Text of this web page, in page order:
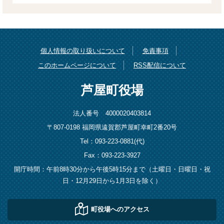
個人情報の取り扱いについて
免責事項
このホームページについて
RSS配信について
芦屋町役場
法人番号 4000020403814
〒807-0198 福岡県遠賀郡芦屋町幸町2番20号
Tel：093-223-0881(代)
Fax：093-223-3927
開庁時間：午前8時30分から午後5時15分まで（土曜日・日曜日・祝
日・12月29日から1月3日を除く）
町役場へのアクセス